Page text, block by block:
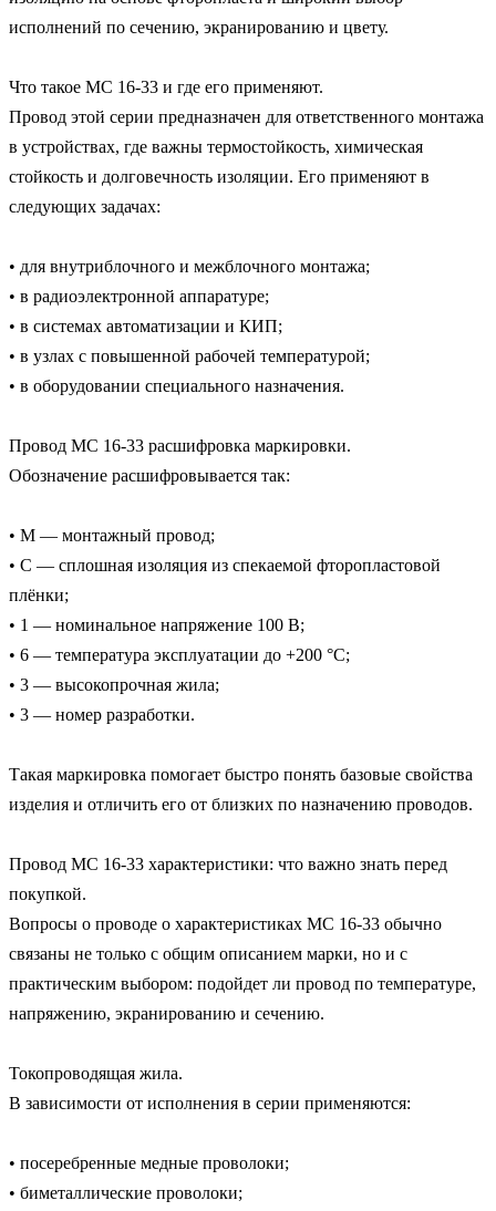
исполнений по сечению, экранированию и цвету.
Что такое МС 16-33 и где его применяют.
Провод этой серии предназначен для ответственного монтажа
в устройствах, где важны термостойкость, химическая
стойкость и долговечность изоляции. Его применяют в
следующих задачах:
• для внутриблочного и межблочного монтажа;
• в радиоэлектронной аппаратуре;
• в системах автоматизации и КИП;
• в узлах с повышенной рабочей температурой;
• в оборудовании специального назначения.
Провод МС 16-33 расшифровка маркировки.
Обозначение расшифровывается так:
• М — монтажный провод;
• С — сплошная изоляция из спекаемой фторопластовой
плёнки;
• 1 — номинальное напряжение 100 В;
• 6 — температура эксплуатации до +200 °C;
• 3 — высокопрочная жила;
• 3 — номер разработки.
Такая маркировка помогает быстро понять базовые свойства
изделия и отличить его от близких по назначению проводов.
Провод МС 16-33 характеристики: что важно знать перед
покупкой.
Вопросы о проводе о характеристиках МС 16-33 обычно
связаны не только с общим описанием марки, но и с
практическим выбором: подойдет ли провод по температуре,
напряжению, экранированию и сечению.
Токопроводящая жила.
В зависимости от исполнения в серии применяются:
• посеребренные медные проволоки;
• биметаллические проволоки;